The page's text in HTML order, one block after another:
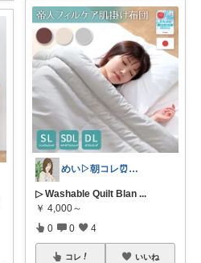
めい▷朝コレ⏰コメ挨拶不要🌿
▷ Washable Quilt Blan ...
￥ 4,000～
0 0 4
コレ いいね